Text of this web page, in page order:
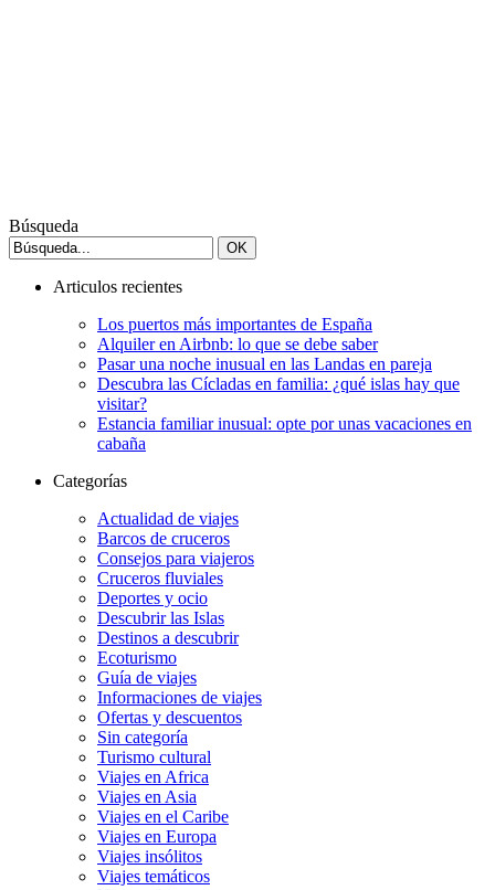
Búsqueda
Articulos recientes
Los puertos más importantes de España
Alquiler en Airbnb: lo que se debe saber
Pasar una noche inusual en las Landas en pareja
Descubra las Cícladas en familia: ¿qué islas hay que
visitar?
Estancia familiar inusual: opte por unas vacaciones en
cabaña
Categorías
Actualidad de viajes
Barcos de cruceros
Consejos para viajeros
Cruceros fluviales
Deportes y ocio
Descubrir las Islas
Destinos a descubrir
Ecoturismo
Guía de viajes
Informaciones de viajes
Ofertas y descuentos
Sin categoría
Turismo cultural
Viajes en Africa
Viajes en Asia
Viajes en el Caribe
Viajes en Europa
Viajes insólitos
Viajes temáticos